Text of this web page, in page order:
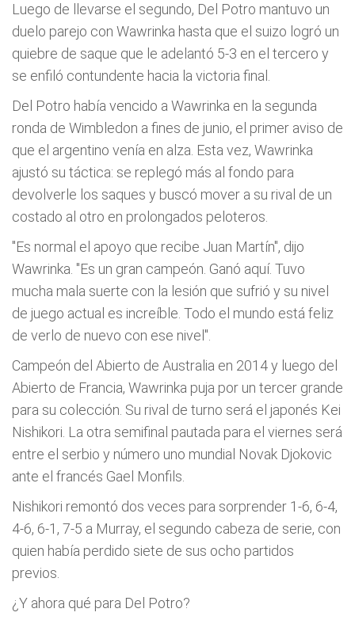
Luego de llevarse el segundo, Del Potro mantuvo un
duelo parejo con Wawrinka hasta que el suizo logró un
quiebre de saque que le adelantó 5-3 en el tercero y
se enfiló contundente hacia la victoria final.
Del Potro había vencido a Wawrinka en la segunda
ronda de Wimbledon a fines de junio, el primer aviso de
que el argentino venía en alza. Esta vez, Wawrinka
ajustó su táctica: se replegó más al fondo para
devolverle los saques y buscó mover a su rival de un
costado al otro en prolongados peloteros.
"Es normal el apoyo que recibe Juan Martín", dijo
Wawrinka. "Es un gran campeón. Ganó aquí. Tuvo
mucha mala suerte con la lesión que sufrió y su nivel
de juego actual es increíble. Todo el mundo está feliz
de verlo de nuevo con ese nivel".
Campeón del Abierto de Australia en 2014 y luego del
Abierto de Francia, Wawrinka puja por un tercer grande
para su colección. Su rival de turno será el japonés Kei
Nishikori. La otra semifinal pautada para el viernes será
entre el serbio y número uno mundial Novak Djokovic
ante el francés Gael Monfils.
Nishikori remontó dos veces para sorprender 1-6, 6-4,
4-6, 6-1, 7-5 a Murray, el segundo cabeza de serie, con
quien había perdido siete de sus ocho partidos
previos.
¿Y ahora qué para Del Potro?